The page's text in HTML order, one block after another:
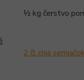
½ kg čerstvo
2 čl chia